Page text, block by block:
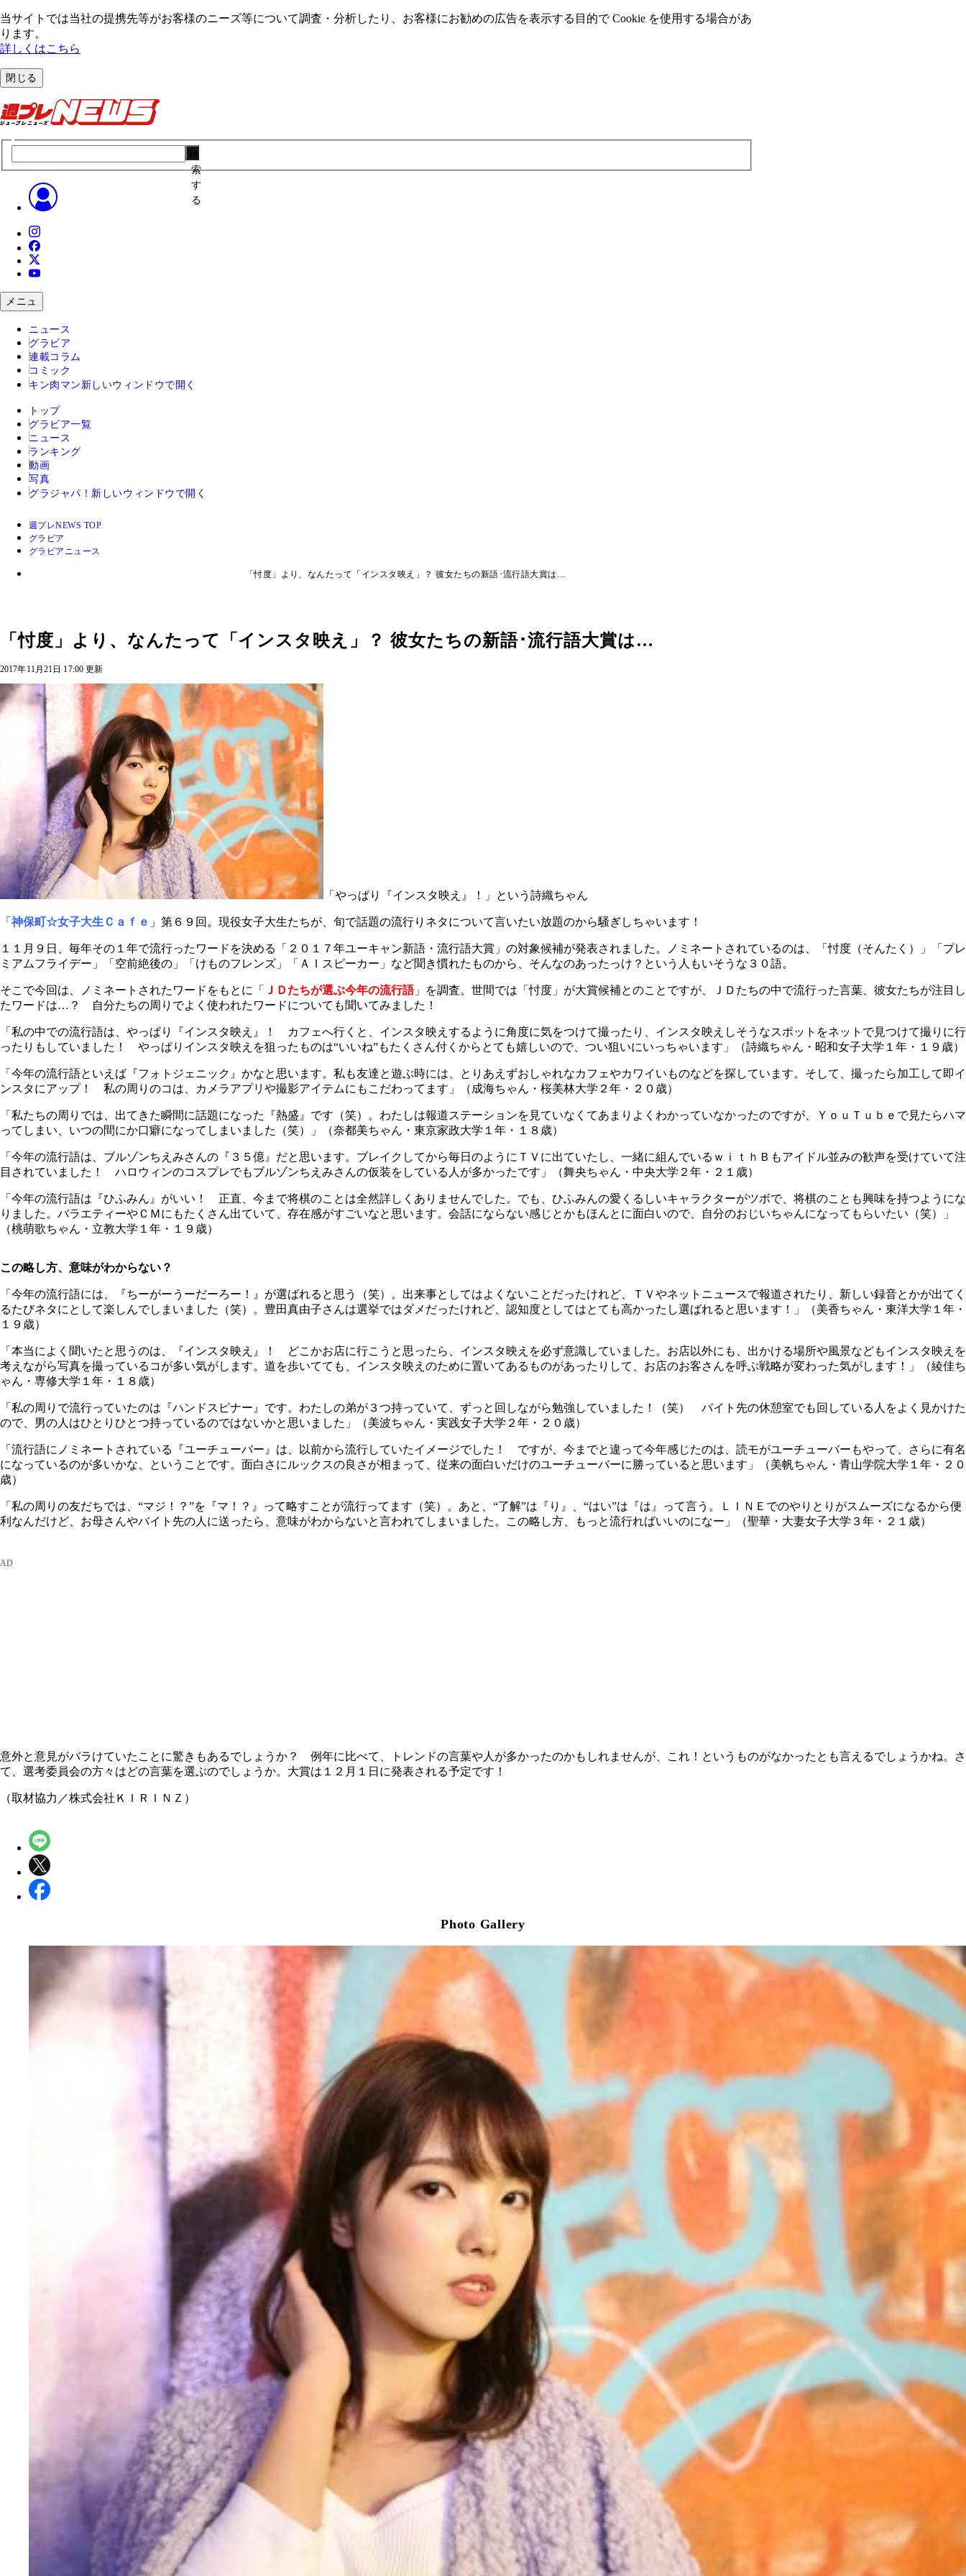
当サイトでは当社の提携先等がお客様のニーズ等について調査・分析したり、お客様にお勧めの広告を表⽰する⽬的で Cookie を使⽤する場合があ
ります。
詳しくはこちら
閉じる
索
す
る
メニュ
ニュース
グラビア
連載コラム
コミック
キン肉マン 新しいウィンドウで開く
トップ
グラビア一覧
ニュース
ランキング
動画
写真
グラジャパ！ 新しいウィンドウで開く
週プレNEWS TOP
グラビア
グラビアニュース
「忖度」より、なんたって「インスタ映え」？ 彼女たちの新語･流行語大賞は…
「忖度」より、なんたって「インスタ映え」？ 彼女たちの新語･流行語大賞は…
2017年11月21日 17:00 更新
「やっぱり『インスタ映え』！」という詩織ちゃん
「 神保町☆女子大生Ｃａｆｅ 」第６９回。現役女子大生たちが、旬で話題の流行りネタについて言いたい放題のから騒ぎしちゃいます！
１１月９日、毎年その１年で流行ったワードを決める「２０１７年ユーキャン新語・流行語大賞」の対象候補が発表されました。ノミネートされているのは、「忖度（そんたく）」「プレ
ミアムフライデー」「空前絶後の」「けものフレンズ」「ＡＩスピーカー」など聞き慣れたものから、そんなのあったっけ？という人もいそうな３０語。
そこで今回は、ノミネートされたワードをもとに「 ＪＤたちが選ぶ今年の流行語」を調査。世間では「忖度」が大賞候補とのことですが、ＪＤたちの中で流行った言葉、彼女たちが注目し
たワードは…？ 自分たちの周りでよく使われたワードについても聞いてみました！
「私の中での流行語は、やっぱり『インスタ映え』！ カフェへ行くと、インスタ映えするように角度に気をつけて撮ったり、インスタ映えしそうなスポットをネットで見つけて撮りに行
ったりもしていました！ やっぱりインスタ映えを狙ったものは“いいね”もたくさん付くからとても嬉しいので、つい狙いにいっちゃいます」（詩織ちゃん・昭和女子大学１年・１９歳）
「今年の流行語といえば『フォトジェニック』かなと思います。私も友達と遊ぶ時には、とりあえずおしゃれなカフェやカワイいものなどを探しています。そして、撮ったら加工して即イ
ンスタにアップ！ 私の周りのコは、カメラアプリや撮影アイテムにもこだわってます」（成海ちゃん・桜美林大学２年・２０歳）
「私たちの周りでは、出てきた瞬間に話題になった『熱盛』です（笑）。わたしは報道ステーションを見ていなくてあまりよくわかっていなかったのですが、ＹｏｕＴｕｂｅで見たらハマ
ってしまい、いつの間にか口癖になってしまいました（笑）」（奈都美ちゃん・東京家政大学１年・１８歳）
「今年の流行語は、ブルゾンちえみさんの『３５億』だと思います。ブレイクしてから毎日のようにＴＶに出ていたし、一緒に組んでいるｗｉｔｈＢもアイドル並みの歓声を受けていて注
目されていました！ ハロウィンのコスプレでもブルゾンちえみさんの仮装をしている人が多かったです」（舞央ちゃん・中央大学２年・２１歳）
「今年の流行語は『ひふみん』がいい！ 正直、今まで将棋のことは全然詳しくありませんでした。でも、ひふみんの愛くるしいキャラクターがツボで、将棋のことも興味を持つようにな
りました。バラエティーやＣＭにもたくさん出ていて、存在感がすごいなと思います。会話にならない感じとかもほんとに面白いので、自分のおじいちゃんになってもらいたい（笑）」
（桃萌歌ちゃん・立教大学１年・１９歳）
この略し方、意味がわからない？
「今年の流行語には、『ちーがーうーだーろー！』が選ばれると思う（笑）。出来事としてはよくないことだったけれど、ＴＶやネットニュースで報道されたり、新しい録音とかが出てく
るたびネタにとして楽しんでしまいました（笑）。豊田真由子さんは選挙ではダメだったけれど、認知度としてはとても高かったし選ばれると思います！」（美香ちゃん・東洋大学１年・
１９歳）
「本当によく聞いたと思うのは、『インスタ映え』！ どこかお店に行こうと思ったら、インスタ映えを必ず意識していました。お店以外にも、出かける場所や風景などもインスタ映えを
考えながら写真を撮っているコが多い気がします。道を歩いてても、インスタ映えのために置いてあるものがあったりして、お店のお客さんを呼ぶ戦略が変わった気がします！」（綾佳ち
ゃん・専修大学１年・１８歳）
「私の周りで流行っていたのは『ハンドスピナー』です。わたしの弟が３つ持っていて、ずっと回しながら勉強していました！（笑） バイト先の休憩室でも回している人をよく見かけた
ので、男の人はひとりひとつ持っているのではないかと思いました」（美波ちゃん・実践女子大学２年・２０歳）
「流行語にノミネートされている『ユーチューバー』は、以前から流行していたイメージでした！ ですが、今までと違って今年感じたのは、読モがユーチューバーもやって、さらに有名
になっているのが多いかな、ということです。面白さにルックスの良さが相まって、従来の面白いだけのユーチューバーに勝っていると思います」（美帆ちゃん・青山学院大学１年・２０
歳）
「私の周りの友だちでは、“マジ！？”を『マ！？』って略すことが流行ってます（笑）。あと、“了解”は『り』、“はい”は『は』って言う。ＬＩＮＥでのやりとりがスムーズになるから便
利なんだけど、お母さんやバイト先の人に送ったら、意味がわからないと言われてしまいました。この略し方、もっと流行ればいいのになー」（聖華・大妻女子大学３年・２１歳）
意外と意見がバラけていたことに驚きもあるでしょうか？ 例年に比べて、トレンドの言葉や人が多かったのかもしれませんが、これ！というものがなかったとも言えるでしょうかね。さ
て、選考委員会の方々はどの言葉を選ぶのでしょうか。大賞は１２月１日に発表される予定です！
（取材協力／株式会社ＫＩＲＩＮＺ）
Photo Gallery